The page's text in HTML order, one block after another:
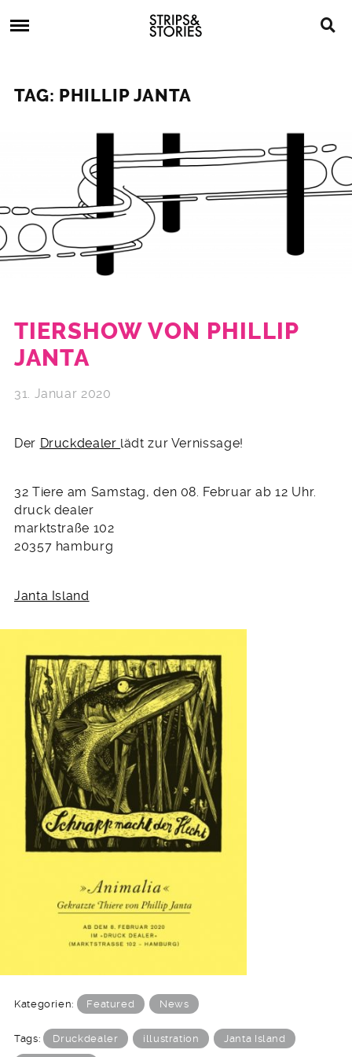
to
Strips
&
Stories
Comics,
TAG: PHILLIP JANTA
TIERSHOW VON PHILLIP
JANTA
31. Januar 2020
Der Druckdealer lädt zur Vernissage!
32 Tiere am Samstag, den 08. Februar ab 12 Uhr.
druck dealer
marktstraße 102
20357 hamburg
Janta Island
Kategorien: Featured News
Tags: Druckdealer illustration Janta Island